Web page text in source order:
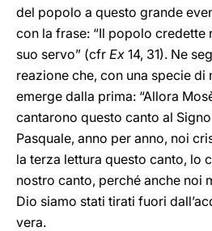
del popolo a questo grande
con la frase: “Il popolo credette
suo servo” (cfr Ex 14, 31). Ne
reazione che, con una specie di
emerge dalla prima: “Allora
cantarono questo canto al
Pasquale, anno per anno, noi
la terza lettura questo canto, lo
nostro canto, perché anche noi
Dio siamo stati tirati fuori
vera.